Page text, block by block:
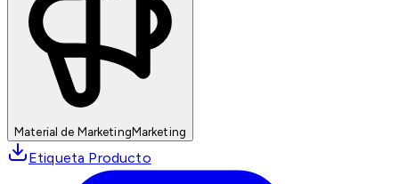
Material de MarketingMarketing
Etiqueta Producto